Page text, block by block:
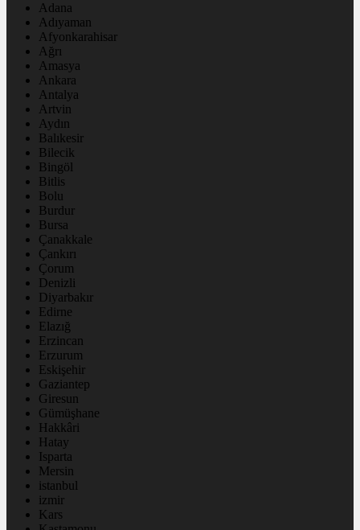
Adana
Adıyaman
Afyonkarahisar
Ağrı
Amasya
Ankara
Antalya
Artvin
Aydın
Balıkesir
Bilecik
Bingöl
Bitlis
Bolu
Burdur
Bursa
Çanakkale
Çankırı
Çorum
Denizli
Diyarbakır
Edirne
Elazığ
Erzincan
Erzurum
Eskişehir
Gaziantep
Giresun
Gümüşhane
Hakkâri
Hatay
Isparta
Mersin
istanbul
izmir
Kars